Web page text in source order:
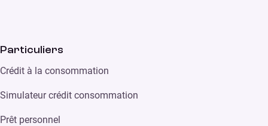
Particuliers
Crédit à la consommation
Simulateur crédit consommation
Prêt personnel